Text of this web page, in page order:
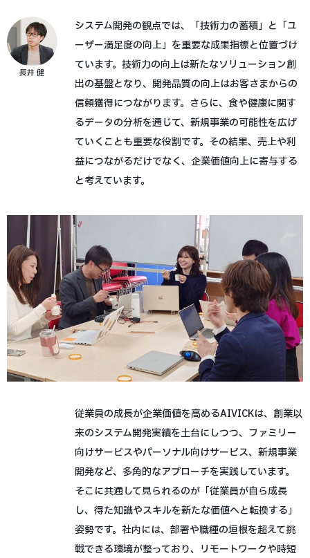
長井 健
システム開発の観点では、「技術力の蓄積」と「ユ
ーザー満足度の向上」を重要な成果指標と位置づけ
ています。技術力の向上は新たなソリューション創
出の基盤となり、開発品質の向上はお客さまからの
信頼獲得につながります。さらに、食や健康に関す
るデータの分析を通じて、新規事業の可能性を広げ
ていくことも重要な役割です。その結果、売上や利
益につながるだけでなく、企業価値向上に寄与する
と考えています。
従業員の成長が企業価値を高めるAIVICKは、創業以
来のシステム開発実績を土台にしつつ、ファミリー
向けサービスやパーソナル向けサービス、新規事業
開発など、多角的なアプローチを実践しています。
そこに共通して見られるのが「従業員が自ら成長
し、得た知識やスキルを新たな価値へと転換する」
姿勢です。社内には、部署や職種の垣根を超えて挑
戦できる環境が整っており、リモートワークや時短